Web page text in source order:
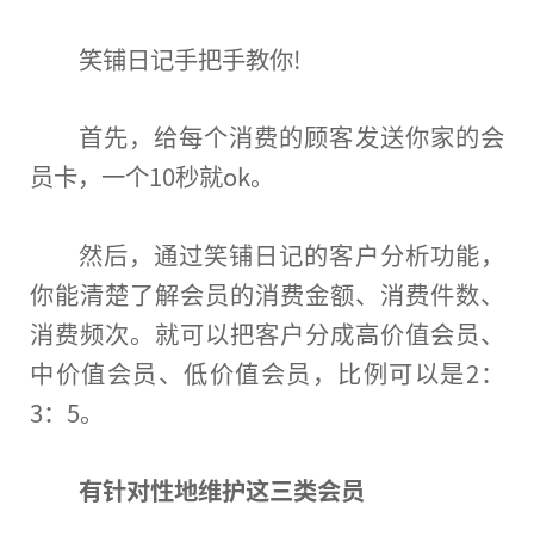
笑铺日记手把手教你!
首先，给每个消费的顾客发送你家的会
员卡，一个10秒就ok。
然后，通过笑铺日记的客户分析功能，
你能清楚了解会员的消费金额、消费件数、
消费频次。就可以把客户分成高价值会员、
中价值会员、低价值会员，比例可以是2：
3：5。
有针对性地维护这三类会员